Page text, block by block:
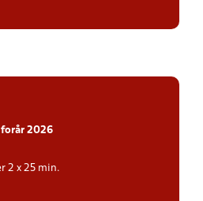
2026
2 x 25 min.